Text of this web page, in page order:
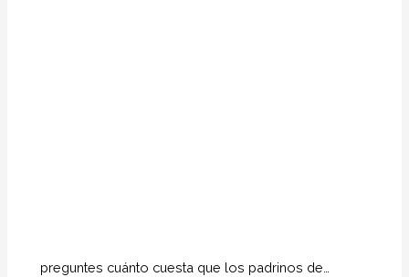
preguntes cuánto cuesta que los padrinos de…